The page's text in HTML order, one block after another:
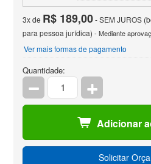
3x de R$ 189,00- SEM JUROS
para pessoa jurídica) - Mediante
Ver mais formas de pagamento
Quantidade:
Adicionar
Solicitar